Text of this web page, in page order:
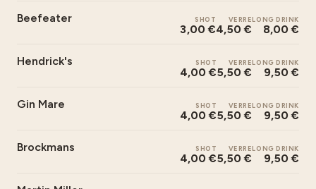
Beefeater SHOT
3,00 €
VERRE
4,50 €
LONG DRINK
8,00 €
Hendrick's SHOT
4,00 €
VERRE
5,50 €
LONG DRINK
9,50 €
Gin Mare SHOT
4,00 €
VERRE
5,50 €
LONG DRINK
9,50 €
Brockmans SHOT
4,00 €
VERRE
5,50 €
LONG DRINK
9,50 €